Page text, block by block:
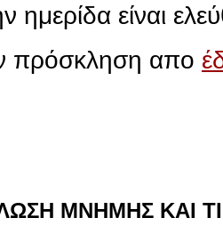
ημερίδα είναι
πρόσκληση απο
ΜΝΗΜΗΣ ΚΑΙ